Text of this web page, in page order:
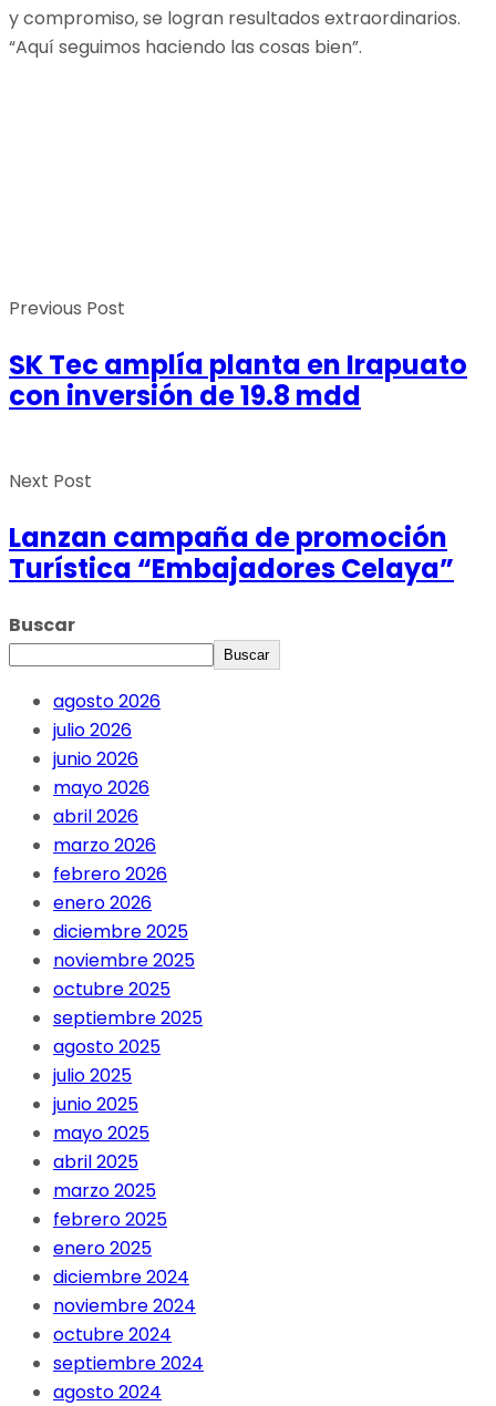
y compromiso, se logran resultados extraordinarios.
“Aquí seguimos haciendo las cosas bien”.
Previous Post
SK Tec amplía planta en Irapuato
con inversión de 19.8 mdd
Next Post
Lanzan campaña de promoción
Turística “Embajadores Celaya”
Buscar
Buscar
agosto 2026
julio 2026
junio 2026
mayo 2026
abril 2026
marzo 2026
febrero 2026
enero 2026
diciembre 2025
noviembre 2025
octubre 2025
septiembre 2025
agosto 2025
julio 2025
junio 2025
mayo 2025
abril 2025
marzo 2025
febrero 2025
enero 2025
diciembre 2024
noviembre 2024
octubre 2024
septiembre 2024
agosto 2024